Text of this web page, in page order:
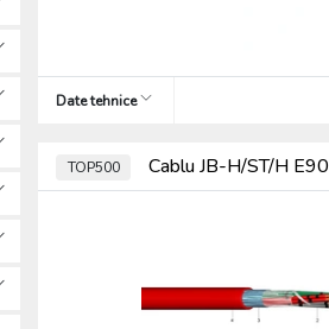
Date tehnice
TOP500 Cablu JB-H/ST/H